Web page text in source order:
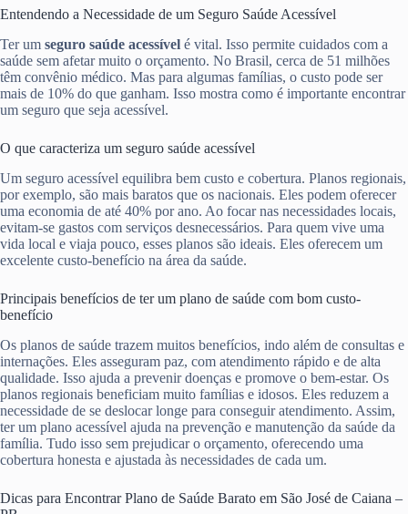
Entendendo a Necessidade de um Seguro Saúde Acessível
Ter um seguro saúde acessível é vital. Isso permite cuidados com a
saúde sem afetar muito o orçamento. No Brasil, cerca de 51 milhões
têm convênio médico. Mas para algumas famílias, o custo pode ser
mais de 10% do que ganham. Isso mostra como é importante encontrar
um seguro que seja acessível.
O que caracteriza um seguro saúde acessível
Um seguro acessível equilibra bem custo e cobertura. Planos regionais,
por exemplo, são mais baratos que os nacionais. Eles podem oferecer
uma economia de até 40% por ano. Ao focar nas necessidades locais,
evitam-se gastos com serviços desnecessários. Para quem vive uma
vida local e viaja pouco, esses planos são ideais. Eles oferecem um
excelente custo-benefício na área da saúde.
Principais benefícios de ter um plano de saúde com bom custo-
benefício
Os planos de saúde trazem muitos benefícios, indo além de consultas e
internações. Eles asseguram paz, com atendimento rápido e de alta
qualidade. Isso ajuda a prevenir doenças e promove o bem-estar. Os
planos regionais beneficiam muito famílias e idosos. Eles reduzem a
necessidade de se deslocar longe para conseguir atendimento. Assim,
ter um plano acessível ajuda na prevenção e manutenção da saúde da
família. Tudo isso sem prejudicar o orçamento, oferecendo uma
cobertura honesta e ajustada às necessidades de cada um.
Dicas para Encontrar Plano de Saúde Barato em São José de Caiana –